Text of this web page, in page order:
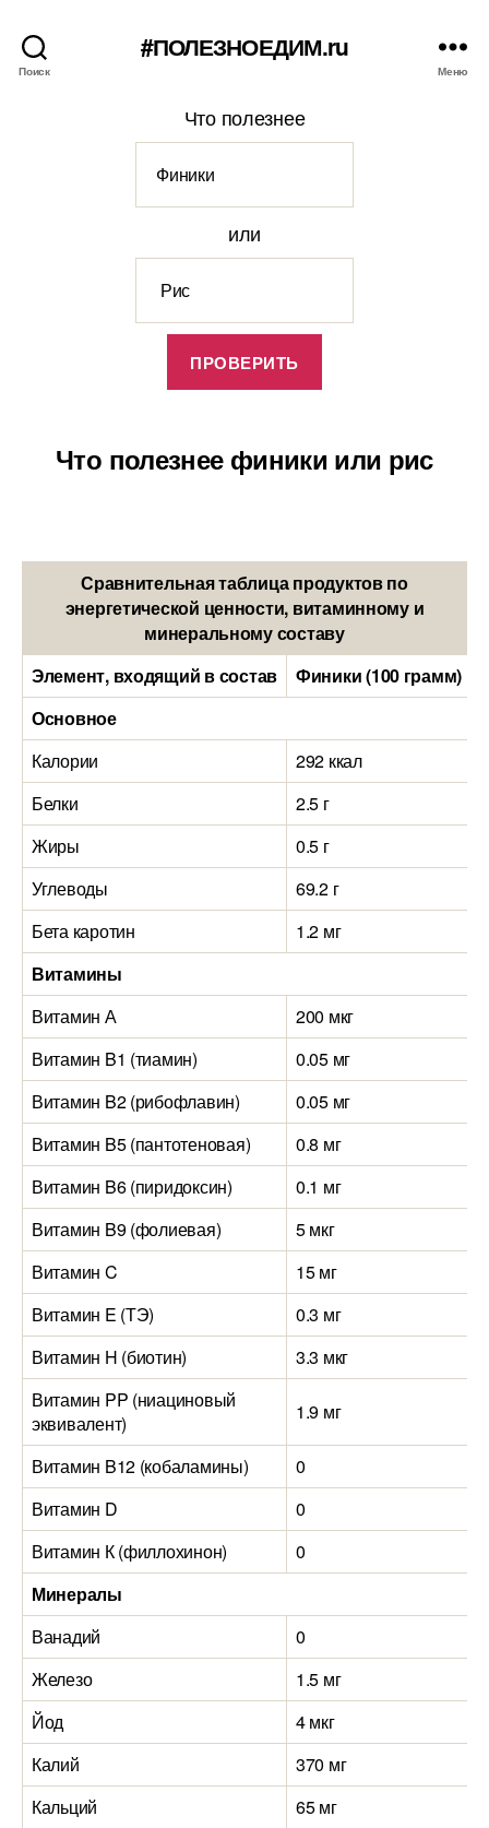
Поиск
#ПОЛЕЗНОЕДИМ.ru
Меню
Что полезнее
или
Что полезнее финики или рис
Сравнительная таблица продуктов по
энергетической ценности, витаминному и
минеральному составу
Элемент, входящий в состав
Финики (100 грамм)
Основное
Калории
292 ккал
Белки
2.5 г
Жиры
0.5 г
Углеводы
69.2 г
Бета каротин
1.2 мг
Витамины
Витамин А
200 мкг
Витамин B1 (тиамин)
0.05 мг
Витамин B2 (рибофлавин)
0.05 мг
Витамин B5 (пантотеновая)
0.8 мг
Витамин B6 (пиридоксин)
0.1 мг
Витамин B9 (фолиевая)
5 мкг
Витамин C
15 мг
Витамин E (ТЭ)
0.3 мг
Витамин H (биотин)
3.3 мкг
Витамин PP (ниациновый
эквивалент)
1.9 мг
Витамин B12 (кобаламины) 0
Витамин D
0
Витамин К (филлохинон)
0
Минералы
Ванадий
0
Железо
1.5 мг
Йод
4 мкг
Калий
370 мг
Кальций
65 мг